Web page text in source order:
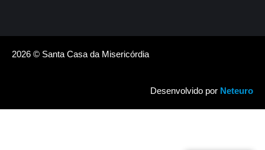
2026 © Santa Casa da Misericórdia
Desenvolvido por Neteuro